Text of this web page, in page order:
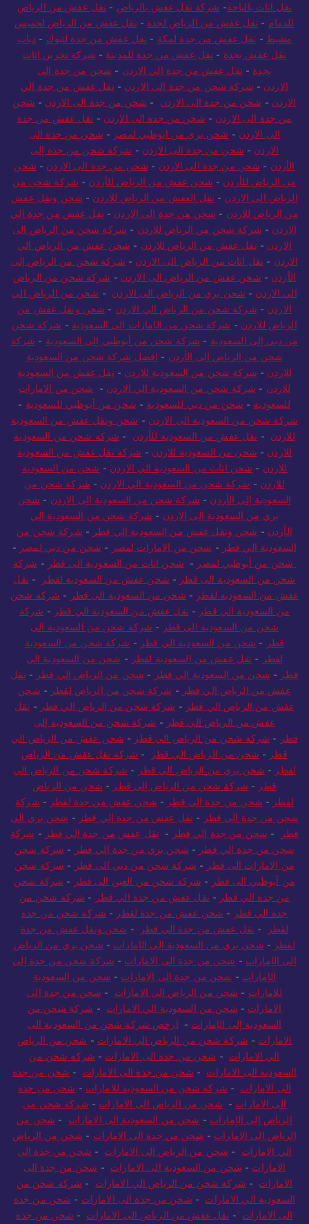
نقل اثاث بالباحة- شركة نقل عفش بالرياض - نقل عفش من الرياض
للدمام - نقل عفش من الرياض لجدة - نقل عفش من الرياض لخميس
مشيط - نقل عفش من جدة لمكة - نقل عفش من جدة لتبوك - دباب
نقل عفش بجدة - نقل عفش من جدة للمدينة - شركة تخزين اثاث
بجدة - نقل عفش من جدة الي الاردن - شحن من جدة الى
الاردن - شركة شحن من جدة الى الاردن - نقل عفش من جدة الي
الاردن - شحن من جدة الى الاردن - شحن من جدة الى الاردن - شحن
من جدة الى الاردن - شحن من جدة الى الاردن - نقل عفش من جدة
الي الاردن - شحن بري من ابوظبي لمصر - شحن من جدة الى
الاردن - شحن من جدة الى الاردن - شركة شحن من جدة إلى
الأردن - شحن من جدة الى الاردن - شحن من جدة الى الاردن - شحن
من الرياض للأردن - شحن عفش من الرياض للأردن - شركة شحن من
الرياض الى الاردن - نقل العفش من الرياض للاردن - شحن ونقل عفش
من الرياض للاردن - شحن من جدة الى الاردن - نقل عفش من جدة الي
الاردن - شركة شحن من الرياض للاردن - شركة شحن من الرياض الى
الاردن - نقل عفش من الرياض للاردن - شحن عفش من الرياض الي
الاردن - نقل اثاث من الرياض الى الاردن - شركة شحن من الرياض إلى
الأردن - شحن عفش من الرياض الى الاردن - شركة شحن من الرياض
الي الاردن - شحن بري من الرياض الى الاردن - شحن من الرياض الى
الاردن - شركة شحن من الرياض الي الاردن - شحن ونقل عفش من
الرياض للاردن - شركة شحن من الإمارات إلى السعودية - شركة شحن
من دبي إلى السعودية - شركة شحن من أبوظبي إلى السعودية - شركة
شحن من الرياض الى الأردن - افضل شركة شحن من السعودية
للاردن - شركة شحن من السعودية للاردن - نقل عفش من السعودية
للاردن - شركة شحن من السعودية الي الاردن - شحن من الامارات
للسعودية - شحن من دبي للسعودية - شحن من أبوظبي للسعودية -
شركة شحن من السعودية الى الاردن - شحن ونقل عفش من السعودية
للاردن - نقل عفش من السعودية للأردن - شركة شحن من السعودية
للاردن - شحن من السعودية للاردن - شركة نقل عفش من السعودية
للاردن - شحن اثاث من السعودية الي الاردن - شحن من السعودية
للاردن - شركة شحن من السعودية الي الاردن - شركة شحن من
السعودية إلى الأردن - شركة شحن من السعودية الى الاردن - شحن
بري من السعودية الى الاردن - شركة شحن من السعودية الي
الأردن - شحن ونقل عفش من السعودية الي قطر - شركة شحن من
السعودية الي قطر - شحن من الامارات لمصر - شحن من دبي لمصر -
شحن من أبوظبي لمصر - شحن اثاث من السعودية الى قطر - شركة
شحن من السعودية الى قطر - شحن عفش من السعودية لقطر - نقل
عفش من السعودية لقطر - شحن من السعودية الى قطر - شركة شحن
من السعودية الي قطر - نقل عفش من السعودية الي قطر - شركة
شحن من السعودية الي قطر - شركة شحن من السعودية الى
قطر - شحن من السعودية الي قطر - شركة شحن من السعودية
لقطر - نقل عفش من السعودية لقطر - شحن من السعودية الى
قطر - شحن من السعودية الي قطر - شحن من الرياض الي قطر - نقل
عفش من الرياض الي قطر - شركة شحن من الرياض لقطر - شحن
عفش من الرياض الي قطر - شركة شحن من الرياض الي قطر - نقل
عفش من الرياض الي قطر - شركة شحن من السعودية إلى
قطر - شركة شحن من الرياض الي قطر - شحن عفش من الرياض الي
قطر - شحن من الرياض الي قطر - شركة نقل عفش من الرياض
لقطر - شحن بري من الرياض الي قطر - شركة شحن من الرياض الي
قطر - شركة شحن من الرياض إلى قطر - شحن من الرياض
لقطر - شحن من جدة الي قطر - شحن عفش من جدة لقطر - شركة
شحن من جدة الي قطر - نقل عفش من جدة الي قطر - شحن بري الى
قطر
- شحن من جدة الي قطر - نقل عفش من جدة الي قطر - شركة
شحن من جدة الي قطر - شحن بري من جدة الي قطر - شركة شحن
من الامارات الى قطر - شركة شحن من دبي الى قطر - شركة شحن
من أبوظبي الى قطر - شركة شحن من العين الى قطر - شركة شحن
من جدة الي قطر - نقل عفش من جدة الي قطر - شركة شحن من
جدة الي قطر - شحن عفش من جدة لقطر - شركة شحن من جدة
لقطر
- نقل عفش من جدة الي قطر - شحن ونقل عفش من جدة
لقطر - شحن بري من السعودية إلى الإمارات - شحن بري من الرياض
إلى الإمارات - شحن من جدة الى الامارات - شركة شحن من جدة إلى
الإمارات - شحن من جدة الى الامارات - شحن من السعودية
للامارات - شحن من الرياض الى الامارات - شحن من جدة الى
الامارات - شحن من السعودية الي الامارات - شركة شحن من
السعودية إلى الإمارات - ارخص شركة شحن من السعودية الى
الامارات - شركة شحن من الرياض الي الامارات - شحن من الرياض
الي الامارات - شحن من جدة الى الامارات - شركة شحن من
السعودية الى الامارات - شحن من جدة الى الامارات - شحن من جدة
الى الامارات - شركة شحن من السعودية للامارات - شحن من جدة
الى الامارات - شحن من الرياض الى الامارات - شركة شحن من
الرياض إلى الإمارات - شحن من السعودية الى الامارات - شحن من
الرياض الى الامارات - شحن من جدة الى الامارات - شحن من الرياض
الي الامارات - شحن من الرياض الى الامارات - شحن من جدة الى
الامارات - شحن من السعودية الى الامارات - شحن من جدة الى
الامارات - شركة شحن من الرياض الي الامارات - شركة شحن من
السعودية الي الامارات - شحن من جدة الى الامارات - شحن من جدة
الى الامارات - نقل عفش من الرياض الى الامارات - شحن من جدة